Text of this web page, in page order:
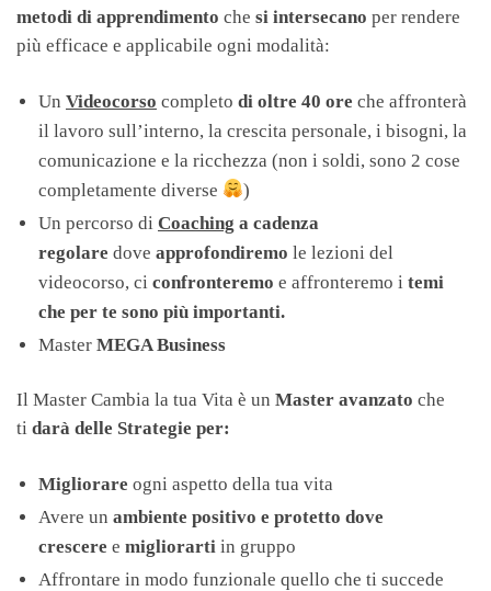
metodi di apprendimento che si intersecano per rendere
più efficace e applicabile ogni modalità:
Un Videocorso completo di oltre 40 ore che affronterà
il lavoro sull’interno, la crescita personale, i bisogni, la
comunicazione e la ricchezza (non i soldi, sono 2 cose
completamente diverse
)
Un percorso di Coaching a cadenza
regolare dove approfondiremo le lezioni del
videocorso, ci confronteremo e affronteremo i temi
che per te sono più importanti.
Master MEGA Business
Il Master Cambia la tua Vita è un Master avanzato che
ti darà delle Strategie per:
Migliorare ogni aspetto della tua vita
Avere un ambiente positivo e protetto dove
crescere e migliorarti in gruppo
Affrontare in modo funzionale quello che ti succede